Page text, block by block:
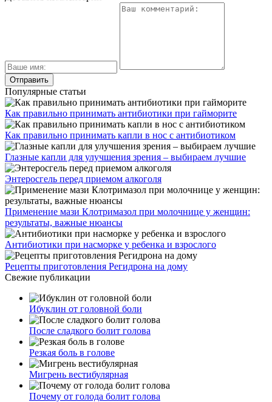
Популярные статьи
Как правильно принимать антибиотики при гайморите
Как правильно принимать капли в нос с антибиотиком
Глазные капли для улучшения зрения – выбираем лучшие
Энтеросгель перед приемом алкоголя
Применение мази Клотримазол при молочнице у женщин:
результаты, важные нюансы
Антибиотики при насморке у ребенка и взрослого
Рецепты приготовления Регидрона на дому
Свежие публикации
Ибуклин от головной боли
После сладкого болит голова
Резкая боль в голове
Мигрень вестибулярная
Почему от голода болит голова